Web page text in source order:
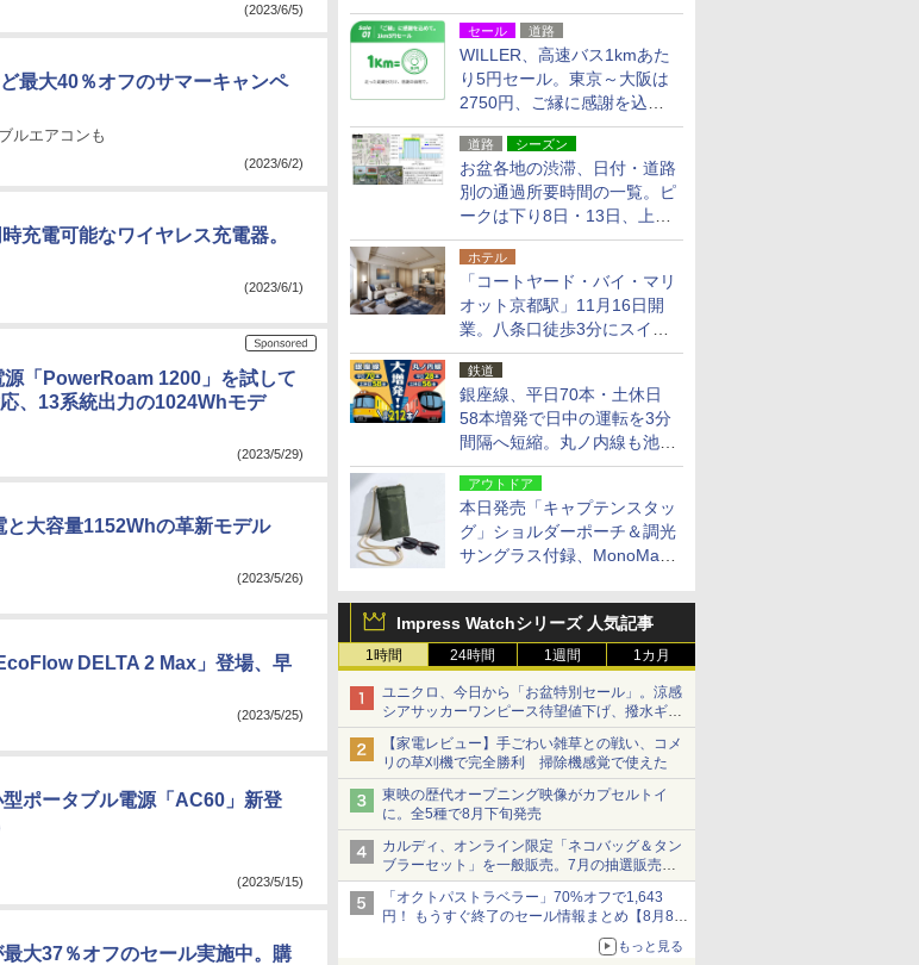
セール 道路
WILLER、高速バス1kmあた
り5円セール。東京～大阪は
2750円、ご縁に感謝を込め
た20周年記念キャンペーン
道路 シーズン
お盆各地の渋滞、日付・道路
別の通過所要時間の一覧。ピ
ークは下り8日・13日、上り
14日・15日
ホテル
「コートヤード・バイ・マリ
オット京都駅」11月16日開
業。八条口徒歩3分にスイー
ト含む全270室、ダイニング
も併設
鉄道
銀座線、平日70本・土休日
58本増発で日中の運転を3分
間隔へ短縮。丸ノ内線も池袋
～中野坂上を4分間隔に
アウトドア
本日発売「キャプテンスタッ
グ」ショルダーポーチ＆調光
サングラス付録、MonoMax
Impress Watchシリーズ 人気記事
1時間 24時間 1週間 1カ月
ユニクロ、今日から「お盆特別セール」。涼感
シアサッカーワンピース待望値下げ、撥水ギア
ショーツは1990円に
【家電レビュー】手ごわい雑草との戦い、コメ
リの草刈機で完全勝利 掃除機感覚で使えた
東映の歴代オープニング映像がカプセルトイ
に。全5種で8月下旬発売
カルディ、オンライン限定「ネコバッグ＆タン
ブラーセット」を一般販売。7月の抽選販売の
当選無効分
「オクトパストラベラー」70%オフで1,643
円！ もうすぐ終了のセール情報まとめ【8月8日
ニンテンドーeショップでは「大神 絶景版」が
もっと見る
(2023/6/5)
最大40％オフのサマーキャンペ
ルエアコンも
(2023/6/2)
充電可能なワイヤレス充電器。
(2023/6/1)
「PowerRoam 1200」を試して
、13系統出力の1024Whモデ
(2023/5/29)
大容量1152Whの革新モデル
(2023/5/26)
DELTA 2 Max」登場、早
(2023/5/25)
ポータブル電源「AC60」新登
(2023/5/15)
大37％オフのセール実施中。購